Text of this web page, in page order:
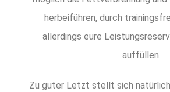
herbeiführen, durch
allerdings eure
auffüllen.
Zu guter Letzt stellt sich